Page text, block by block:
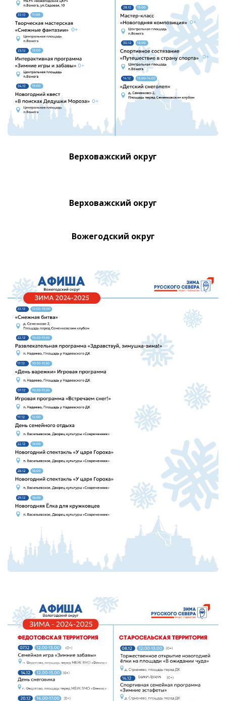
Верховажский округ
Верховажский округ
Вожегодский округ